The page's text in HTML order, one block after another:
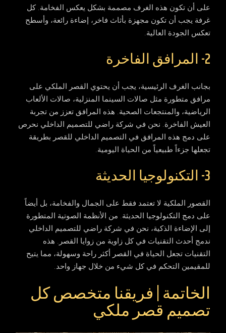
على أن تكون هذه الغرف مصممة بشكل يعكس الفخامة. كل
غرفة يجب أن تكون مجهزة بأثاث فاخر، إضاءة رائعة، وأسطح
تعكس الجودة العالية.
2- المرافق الفاخرة
بجانب الغرف الرئيسية، يجب أن يحتوي القصر الملكي على
مرافق متطورة مثل صالات السينما المنزلية، صالات الألعاب
الرياضية، والمنتجعات الصحية. هذه المرافق تعزز من تجربة
العيش الفاخرة. نحن في شركة راضي للتصميم الداخلي نحرص
على دمج هذه المرافق في التصميم الداخلي للقصر بطريقة
تجعلها جزءاً طبيعياً من الحياة اليومية.
3- التكنولوجيا الحديثة
القصور الملكية لا تعتمد فقط على الجمال والفخامة، بل أيضاً
على دمج التكنولوجيا الحديثة. من الأنظمة الصوتية المتطورة
إلى الإضاءة الذكية، نحن في شركة راضي للتصميم الداخلي
ندمج أحدث التقنيات في كل زاوية من زوايا القصر. هذه
التقنيات تجعل الحياة في القصر أكثر راحة وسهولة، مما يتيح
للمقيمين التحكم في كل شيء من خلال جهاز واحد.
الخاتمة | فريقنا متخصص كل
تصميم قصر ملكي